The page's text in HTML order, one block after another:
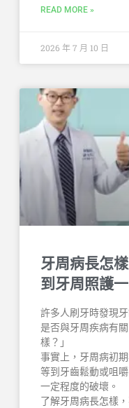
READ MORE »
2026 年 7 月 10 日
牙周病長怎
到牙周照護
許多人刷牙時發現
是否與牙周疾病有
樣？」
事實上，牙周病初
等到牙齒鬆動或咀
一定程度的破壞。
了解牙周病長怎樣